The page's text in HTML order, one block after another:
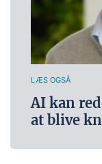
LÆS OGSÅ
AI kan
at blive